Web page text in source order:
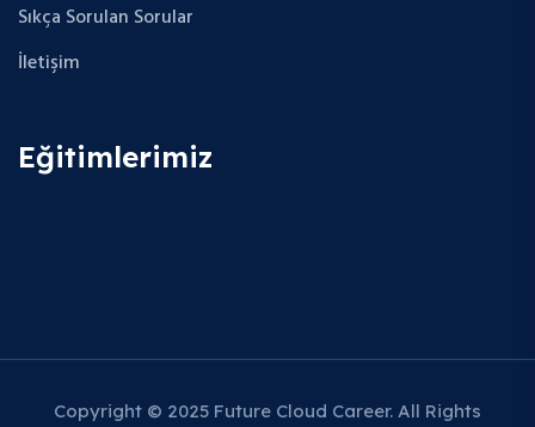
Sıkça Sorulan Sorular
İletişim
Eğitimlerimiz
Copyright © 2025 Future Cloud Career. All Rights